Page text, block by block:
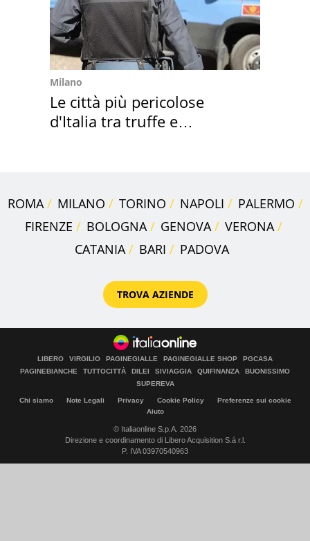
Milano
Le città più pericolose
d'Italia tra truffe e
ROMA MILANO TORINO NAPOLI
PALERMO
FIRENZE
BOLOGNA GENOVA
VERONA
CATANIA
BARI PADOVA
TROVA AZIENDE
LIBERO VIRGILIO PAGINEGIALLE PAGINEGIALLE SHOP
PGCASA
PAGINEBIANCHE
TUTTOCITTÀ DILEI SIVIAGGIA QUIFINANZA
BUONISSIMO
SUPEREVA
Chi siamo Note Legali Privacy Cookie Policy
Preferenze sui cookie
Aiuto
© Italiaonline S.p.A. 2026
Direzione e coordinamento di Libero Acquisition S.á r.l.
P. IVA 03970540963